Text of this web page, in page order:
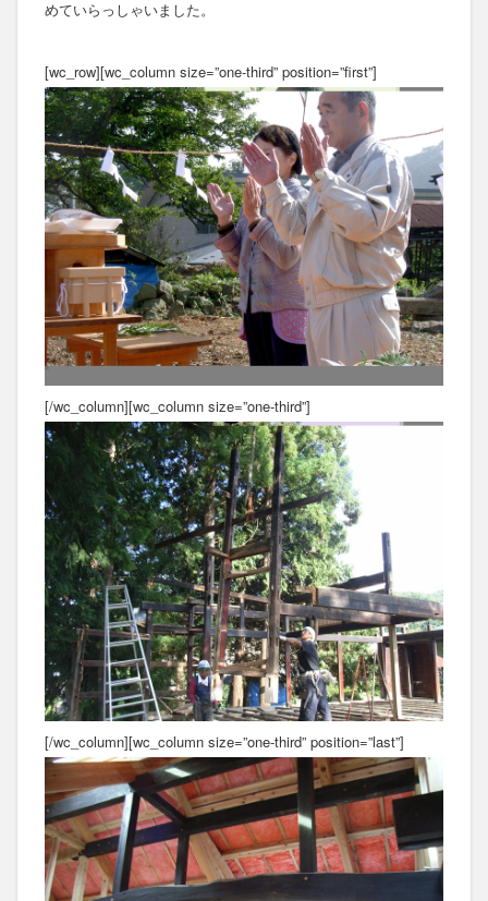
めていらっしゃいました。
[wc_row][wc_column size=”one-third” position=”first”]
[/wc_column][wc_column size=”one-third”]
[/wc_column][wc_column size=”one-third” position=”last”]